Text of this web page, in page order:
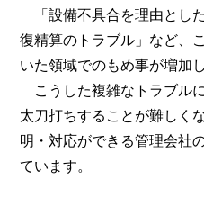
「設備不具合を理由とし
復精算のトラブル」など、
いた領域でのもめ事が増加
こうした複雑なトラブル
太刀打ちすることが難しく
明・対応ができる管理会社
ています。